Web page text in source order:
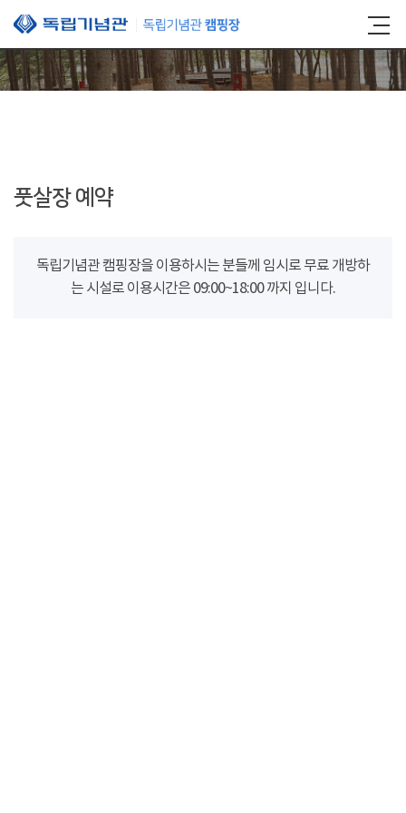
본문 바로가기
풋살장 예약
독립기념관 캠핑장을 이용하시는 분들께 임시로 무료 개방하
는 시설로 이용시간은 09:00~18:00 까지 입니다.